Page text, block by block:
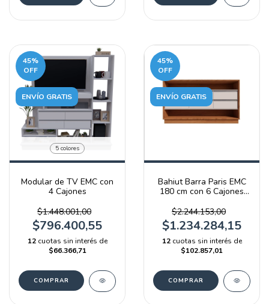
45%
OFF
ENVÍO GRATIS
5 colores
Modular de TV EMC con
4 Cajones
$1.448.001,00
$796.400,55
12 cuotas sin interés de
$66.366,71
COMPRAR
45%
OFF
ENVÍO GRATIS
Bahiut Barra Paris EMC
180 cm con 6 Cajones
$2.244.153,00
$1.234.284,15
12 cuotas sin interés de
$102.857,01